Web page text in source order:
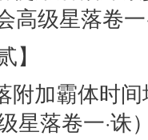
高级星落卷一
加霸体时
星落卷一·诛